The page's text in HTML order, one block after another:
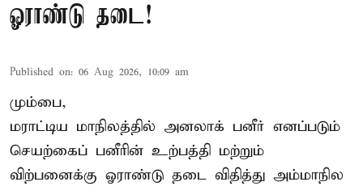
ஓராண்டு தடை!
Published on: 06 Aug 2026, 10:09 am
மும்பை,
மராட்டிய மாநிலத்தில் அனலாக் பனீர் எனப்படும்
செயற்கைப் பனீரின் உற்பத்தி மற்றும்
விற்பனைக்கு ஓராண்டு தடை விதித்து அம்மாநில